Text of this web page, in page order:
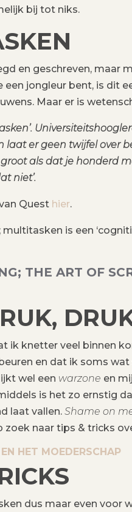
bij tot niks.
en geschreven,
een jongleur bent, is dit
Maar er is
laat er geen twijfel over
als dat je honderd
niet’.
Quest hier.
multitasken is een
THE ART OF
ik knetter veel binnen
en dat ik soms
wel een warzone en
is het zo ernstig
laat vallen. Shame on
zoek naar tips & tricks
HET MOEDERSCHAP
dus maar even voor